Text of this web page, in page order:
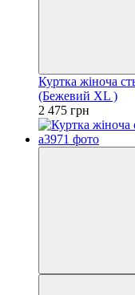
Куртка жіноча
(Бежевий XL )
2 475 грн